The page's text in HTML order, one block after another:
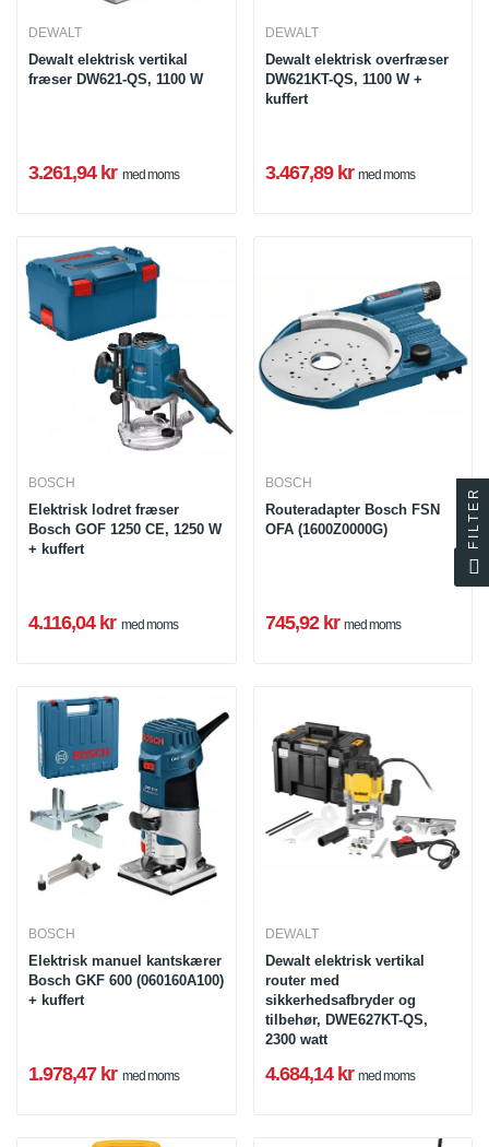
DEWALT
Dewalt elektrisk vertikal
fræser DW621-QS, 1100 W
3.261,94 kr med moms
DEWALT
Dewalt elektrisk overfræser
DW621KT-QS, 1100 W +
kuffert
3.467,89 kr med moms
BOSCH
Elektrisk lodret fræser
Bosch GOF 1250 CE, 1250 W
+ kuffert
4.116,04 kr med moms
BOSCH
Routeradapter Bosch FSN
OFA (1600Z0000G)
745,92 kr med moms
BOSCH
Elektrisk manuel kantskærer
Bosch GKF 600 (060160A100)
+ kuffert
1.978,47 kr med moms
DEWALT
Dewalt elektrisk vertikal
router med
sikkerhedsafbryder og
tilbehør, DWE627KT-QS,
2300 watt
4.684,14 kr med moms
FILTER